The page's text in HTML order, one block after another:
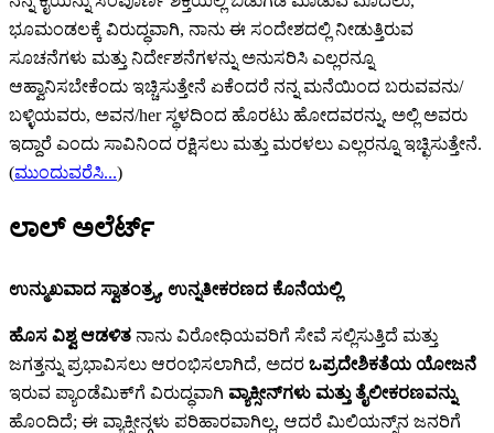
ಭೂಮಂಡಲಕ್ಕೆ ವಿರುದ್ಧವಾಗಿ, ನಾನು ಈ ಸಂದೇಶದಲ್ಲಿ ನೀಡುತ್ತಿರುವ
ಸೂಚನೆಗಳು ಮತ್ತು ನಿರ್ದೇಶನೆಗಳನ್ನು ಅನುಸರಿಸಿ ಎಲ್ಲರನ್ನೂ
ಆಹ್ವಾನಿಸಬೇಕೆಂದು ಇಚ್ಚಿಸುತ್ತೇನೆ ಏಕೆಂದರೆ ನನ್ನ ಮನೆಯಿಂದ ಬರುವವನು/
ಬಳ್ಳಿಯವರು, ಅವನ/her ಸ್ಥಳದಿಂದ ಹೊರಟು ಹೋದವರನ್ನು, ಅಲ್ಲಿ ಅವರು
ಇದ್ದಾರೆ ಎಂದು ಸಾವಿನಿಂದ ರಕ್ಷಿಸಲು ಮತ್ತು ಮರಳಲು ಎಲ್ಲರನ್ನೂ ಇಚ್ಛಿಸುತ್ತೇನೆ.
(ಮುಂದುವರೆಸಿ...)
ಲಾಲ್ ಅಲೆರ್ಟ್‌
ಉನ್ಮುಖವಾದ ಸ್ವಾತಂತ್ರ್ಯ, ಉನ್ನತೀಕರಣದ ಕೊನೆಯಲ್ಲಿ
ಹೊಸ ವಿಶ್ವ ಆಡಳಿತ ನಾನು ವಿರೋಧಿಯವರಿಗೆ ಸೇವೆ ಸಲ್ಲಿಸುತ್ತಿದೆ ಮತ್ತು
ಜಗತ್ತನ್ನು ಪ್ರಭಾವಿಸಲು ಆರಂಭಿಸಲಾಗಿದೆ, ಅದರ ಒಪ್ರದೇಶಿಕತೆಯ ಯೋಜನೆ
ಇರುವ ಪ್ಯಾಂಡೆಮಿಕ್‌ಗೆ ವಿರುದ್ಧವಾಗಿ ವ್ಯಾಕ್ಸೀನ್‌‌ಗಳು ಮತ್ತು ತೈಲೀಕರಣವನ್ನು
ಹೊಂದಿದೆ; ಈ ವ್ಯಾಕ್ಸೀನ್ಗಳು ಪರಿಹಾರವಾಗಿಲ್ಲ, ಆದರೆ ಮಿಲಿಯನ್ಸ್‌ನ ಜನರಿಗೆ